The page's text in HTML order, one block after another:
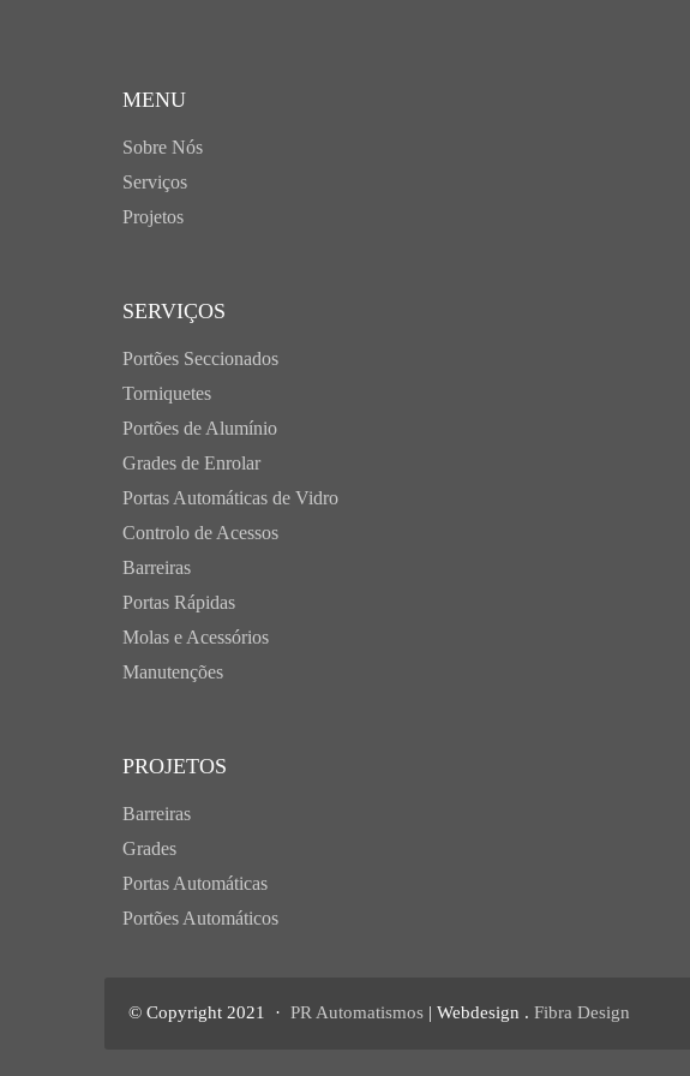
MENU
Sobre Nós
Serviços
Projetos
SERVIÇOS
Portões Seccionados
Torniquetes
Portões de Alumínio
Grades de Enrolar
Portas Automáticas de Vidro
Controlo de Acessos
Barreiras
Portas Rápidas
Molas e Acessórios
Manutenções
PROJETOS
Barreiras
Grades
Portas Automáticas
Portões Automáticos
© Copyright 2021 · PR Automatismos | Webdesign . Fibra Design